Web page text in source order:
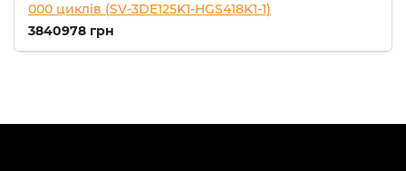
000 циклів (SV-3DE125K1-HGS418K1-1)
3840978 грн